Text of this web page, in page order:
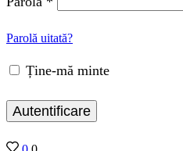
Parolă uitată?
Ține-mă minte
Autentificare